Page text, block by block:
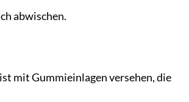
abwischen.
mit Gummieinlagen versehen, die